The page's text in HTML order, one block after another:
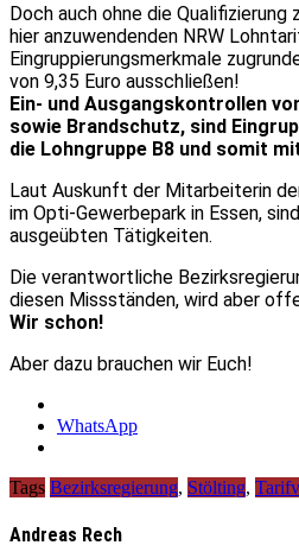
Doch auch ohne die
hier anzuwendenden NRW
Eingruppierungsmerkmale
von 9,35 Euro ausschließen!
Ein- und Ausgangskontrollen
sowie Brandschutz, sind
die Lohngruppe B8 und somit
Laut Auskunft der Mitarbeiterin
im Opti-Gewerbepark in Essen,
ausgeübten Tätigkeiten.
Die verantwortliche
diesen Missständen, wird aber
Wir schon!
Aber dazu brauchen wir Euch!
WhatsApp
Tags Bezirksregierung, Stölting,
Andreas Rech